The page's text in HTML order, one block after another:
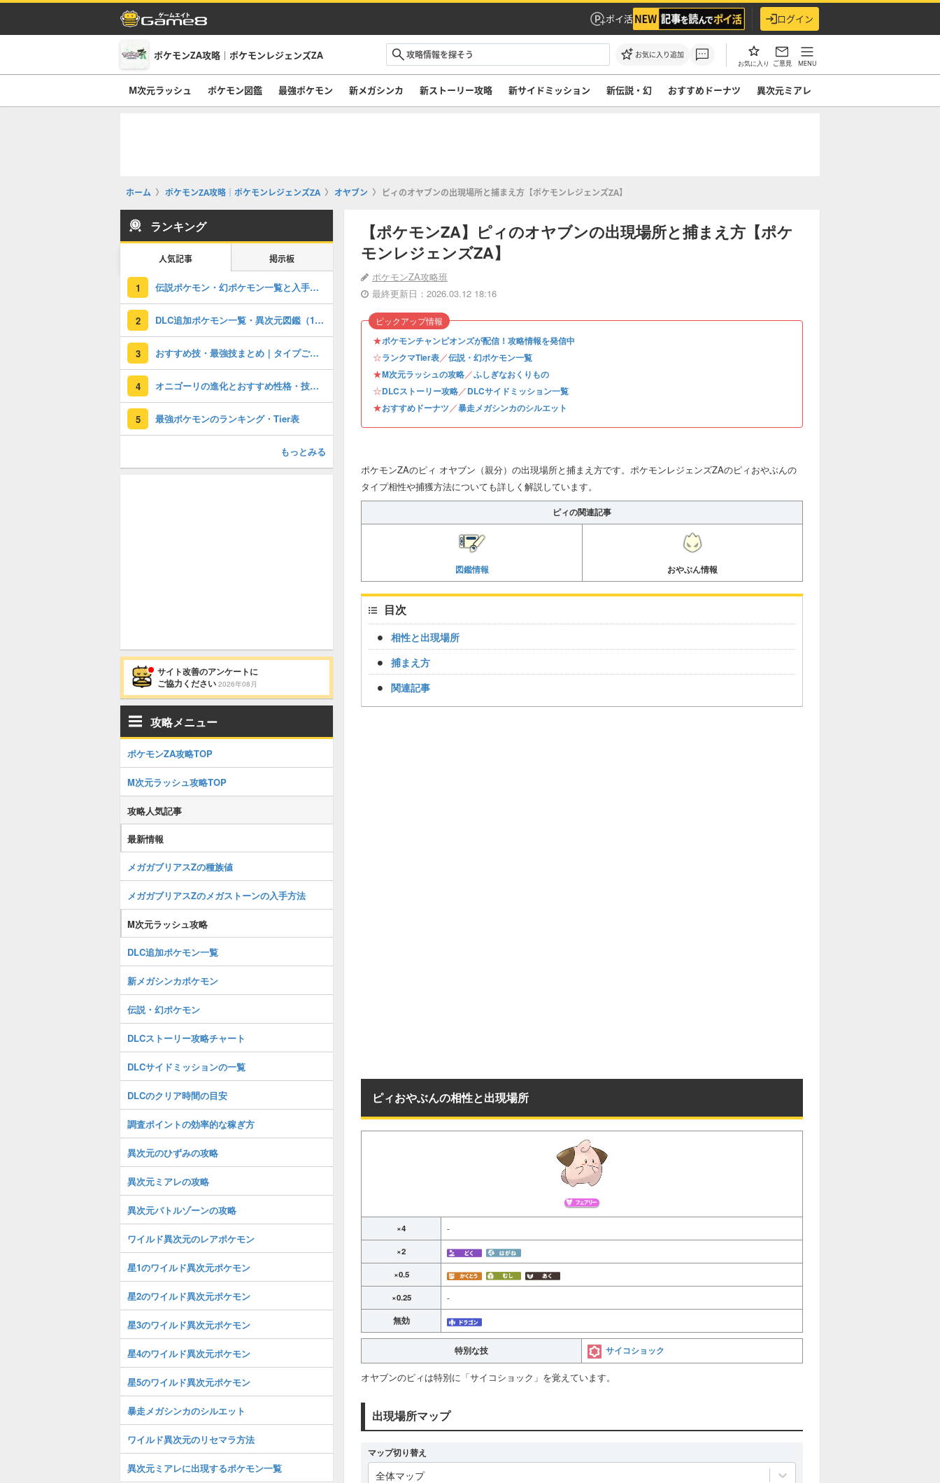
ポイ活 ログイン
ポケモンZA攻略｜ポケモンレジェンズZA お気に入り追加
お気に入り ご意見 MENU
M次元ラッシュ ポケモン図鑑 最強ポケモン 新メガシンカ 新ストーリー攻略 新サイドミッション 新伝説・幻 おすすめドーナツ 異次元ミアレ
ホーム ポケモンZA攻略｜ポケモンレジェンズZA オヤブン ピィのオヤブンの出現場所と捕まえ方【ポケモンレジェンズZA】
【ポケモンZA】ピィのオヤブンの出現場所と捕まえ方【ポケ
モンレジェンズZA】
ポケモンZA攻略班
最終更新日：2026.03.12 18:16
★ポケモンチャンピオンズが配信！攻略情報を発信中
☆ランクマTier表／伝説・幻ポケモン一覧
★M次元ラッシュの攻略／ふしぎなおくりもの
☆DLCストーリー攻略／DLCサイドミッション一覧
★おすすめドーナツ／暴走メガシンカのシルエット
ピックアップ情報
ポケモンZAのピィ オヤブン（親分）の出現場所と捕まえ方です。ポケモンレジェンズZAのピィおやぶんの
タイプ相性や捕獲方法についても詳しく解説しています。
ピィの関連記事
図鑑情報 おやぶん情報
目次
相性と出現場所
捕まえ方
関連記事
ピィおやぶんの相性と出現場所
×4 -
×2
×0.5
×0.25
-
無効
特別な技 サイコショック
オヤブンのピィは特別に「サイコショック」を覚えています。
出現場所マップ
マップ切り替え
全体マップ
ランキング
人気記事 掲示板
1 伝説ポケモン・幻ポケモン一覧と入手方法
2 DLC追加ポケモン一覧・異次元図鑑（131体網羅）
3 おすすめ技・最強技まとめ｜タイプごとに掲載！
4 オニゴーリの進化とおすすめ性格・技構成
5 最強ポケモンのランキング・Tier表
もっとみる
サイト改善のアンケートに
ご協力ください 2026年08月
攻略メニュー
ポケモンZA攻略TOP
M次元ラッシュ攻略TOP
攻略人気記事
最新情報
メガガブリアスZの種族値
メガガブリアスZのメガストーンの入手方法
M次元ラッシュ攻略
DLC追加ポケモン一覧
新メガシンカポケモン
伝説・幻ポケモン
DLCストーリー攻略チャート
DLCサイドミッションの一覧
DLCのクリア時間の目安
調査ポイントの効率的な稼ぎ方
異次元のひずみの攻略
異次元ミアレの攻略
異次元バトルゾーンの攻略
ワイルド異次元のレアポケモン
星1のワイルド異次元ポケモン
星2のワイルド異次元ポケモン
星3のワイルド異次元ポケモン
星4のワイルド異次元ポケモン
星5のワイルド異次元ポケモン
暴走メガシンカのシルエット
ワイルド異次元のリセマラ方法
異次元ミアレに出現するポケモン一覧